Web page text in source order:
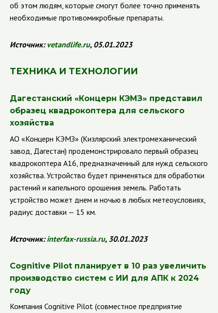
об этом людям, которые смогут более точно применять
необходимые противомикробные препараты.
Источник:vetandlife.ru, 05.01.2023
ТЕХНИКА И ТЕХНОЛОГИИ
Дагестанский «Концерн КЭМЗ» представил
образец квадрокоптера для сельского
хозяйства
АО «Концерн КЭМЗ» (Кизлярский электромеханический
завод, Дагестан) продемонстрировало первый образец
квадрокоптера А16, предназначенный для нужд сельского
хозяйства. Устройство будет применяться для обработки
растений и капельного орошения земель. Работать
устройство может днем и ночью в любых метеоусловиях,
радиус доставки — 15 км.
Источник:interfax-russia.ru, 30.01.2023
Cognitive Pilot планирует в 10 раз увеличить
производство систем с ИИ для АПК к 2024
году
Компания Cognitive Pilot (совместное предприятие